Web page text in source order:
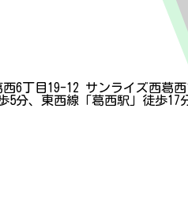
6丁目19-12 サンライズ西葛西
5分、東西線「葛西駅」徒歩17